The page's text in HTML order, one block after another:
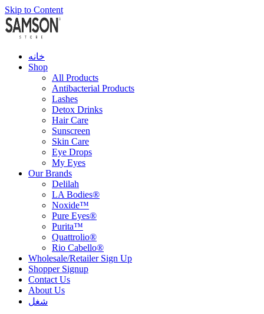
Skip to Content
خانه
Shop
All Products
Antibacterial Products
Lashes
Detox Drinks
Hair Care
Sunscreen
Skin Care
Eye Drops
My Eyes
Our Brands
Delilah
LA Bodies®
Noxide™
Pure Eyes®
Purita™
Quattrolio®
Rio Cabello®
Wholesale/Retailer Sign Up
Shopper Signup
Contact Us
About Us
شغل